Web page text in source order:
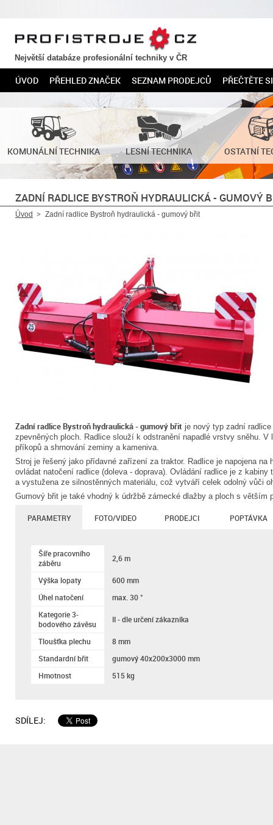
PROFISTROJE.CZ
Největší databáze profesionální techniky v ČR
ÚVOD PŘEHLED ZNAČEK SEZNAM PRODEJCŮ PŘEČTĚTE SI
KOMUNÁLNÍ TECHNIKA LESNÍ TECHNIKA OSTATNÍ
ZADNÍ RADLICE BYSTROŇ HYDRAULICKÁ - GUMOVÝ
Úvod Zadní radlice Bystroň hydraulická - gumový břit
Zadní radlice Bystroň hydraulická - gumový břit je nový typ zadní
zpevněných ploch. Radlice slouží k odstranění napadlé vrstvy sněhu.
příkopů a shrnování zeminy a kameniva.
Stroj je řešený jako přídavné zařízení za traktor. Radlice je napojena na
ovládat natočení radlice (doleva - doprava). Ovládání radlice je z
a vystužena ze silnostěnných materiálu, což vytváří celek odolný vůči
Gumový břit je také vhodný k údržbě zámecké dlažby a ploch s větším
PARAMETRY FOTO/VIDEO PRODEJCI POPTÁVKA
Šíře pracovního
záběru
2,6 m
Výška lopaty
600 mm
Úhel natočení
max. 30 °
Kategorie 3-
bodového závěsu
II - dle určení zákazníka
Tloušťka plechu
8 mm
Standardní břit
gumový 40x200x3000 mm
Hmotnost
515 kg
SDÍLEJ: